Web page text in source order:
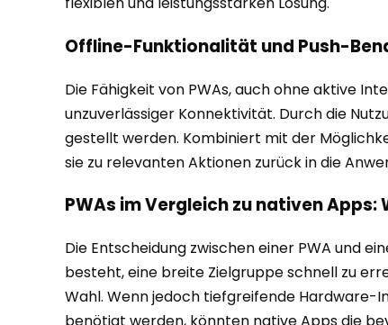
Offline-Funktionalität und Push-
Die Fähigkeit von PWAs, auch ohne aktive
unzuverlässiger Konnektivität. Durch die
gestellt werden. Kombiniert mit der
sie zu relevanten Aktionen zurück in die
PWAs im Vergleich zu nativen
Die Entscheidung zwischen einer PWA und
besteht, eine breite Zielgruppe schnell zu
Wahl. Wenn jedoch tiefgreifende